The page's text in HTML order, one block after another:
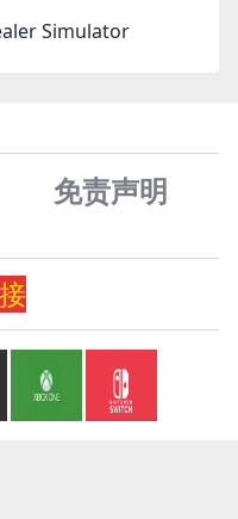
Simulator
免责声明
接